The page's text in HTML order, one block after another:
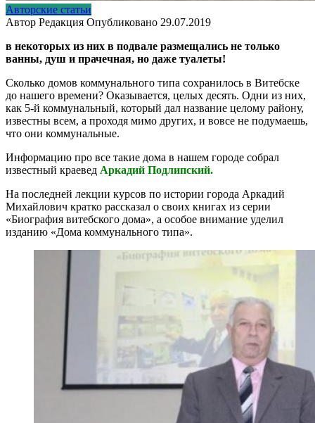
Авторские статьи
Автор Редакция Опубликовано 29.07.2019
в некоторых из них в подвале размещались не только
ванны, душ и прачечная, но даже туалеты!
Сколько домов коммунального типа сохранилось в Витебске
до нашего времени? Оказывается, целых десять. Одни из них,
как 5-й коммунальный, который дал название целому району,
известны всем, а проходя мимо других, и вовсе не подумаешь,
что они коммунальные.
Информацию про все такие дома в нашем городе собрал
известный краевед Аркадий Подлипский.
На последней лекции курсов по истории города Аркадий
Михайлович кратко рассказал о своих книгах из серии
«Биография витебского дома», а особое внимание уделил
изданию «Дома коммунального типа».